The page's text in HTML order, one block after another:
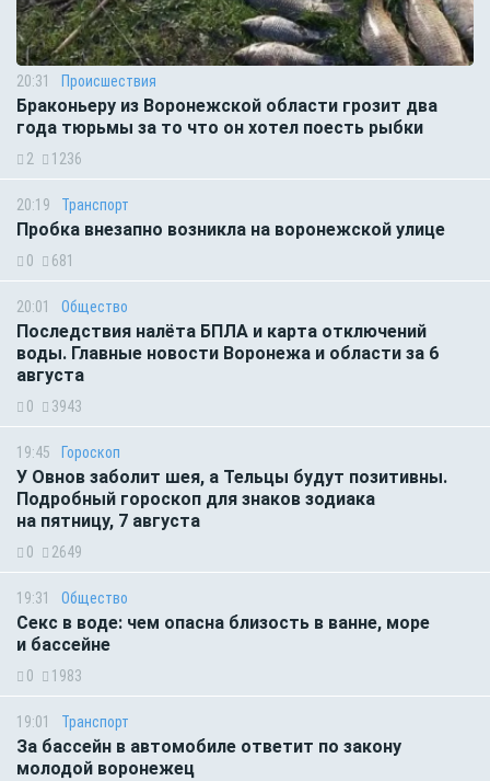
20:31 Происшествия
Браконьеру из Воронежской области грозит два
года тюрьмы за то что он хотел поесть рыбки
2 1236
20:19 Транспорт
Пробка внезапно возникла на воронежской улице
0 681
20:01 Общество
Последствия налёта БПЛА и карта отключений
воды. Главные новости Воронежа и области за 6
августа
0 3943
19:45 Гороскоп
У Овнов заболит шея, а Тельцы будут позитивны.
Подробный гороскоп для знаков зодиака
на пятницу, 7 августа
0 2649
19:31 Общество
Секс в воде: чем опасна близость в ванне, море
и бассейне
0 1983
19:01 Транспорт
За бассейн в автомобиле ответит по закону
молодой воронежец